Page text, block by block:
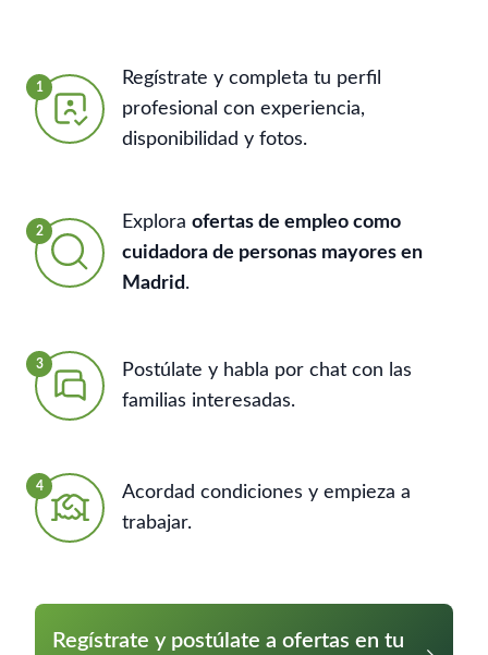
1
Regístrate y completa tu perfil
profesional con experiencia,
disponibilidad y fotos.
2 Explora ofertas de empleo como
cuidadora de personas mayores en
Madrid.
3
Postúlate y habla por chat con las
familias interesadas.
4
Acordad condiciones y empieza a
trabajar.
Regístrate y postúlate a ofertas en tu